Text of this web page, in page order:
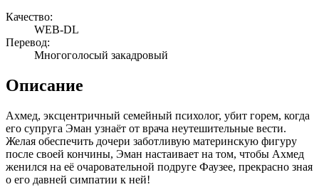
Качество:
WEB-DL
Перевод:
Многоголосый закадровый
Описание
Ахмед, эксцентричный семейный психолог, убит горем, когда
его супруга Эман узнаёт от врача неутешительные вести.
Желая обеспечить дочери заботливую материнскую фигуру
после своей кончины, Эман настаивает на том, чтобы Ахмед
женился на её очаровательной подруге Фаузее, прекрасно зная
о его давней симпатии к ней!